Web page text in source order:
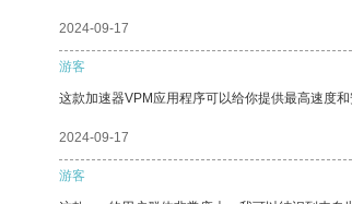
2024-09-17
游客
这款加速器VPM应用程序可以给你提供最高速度
2024-09-17
游客